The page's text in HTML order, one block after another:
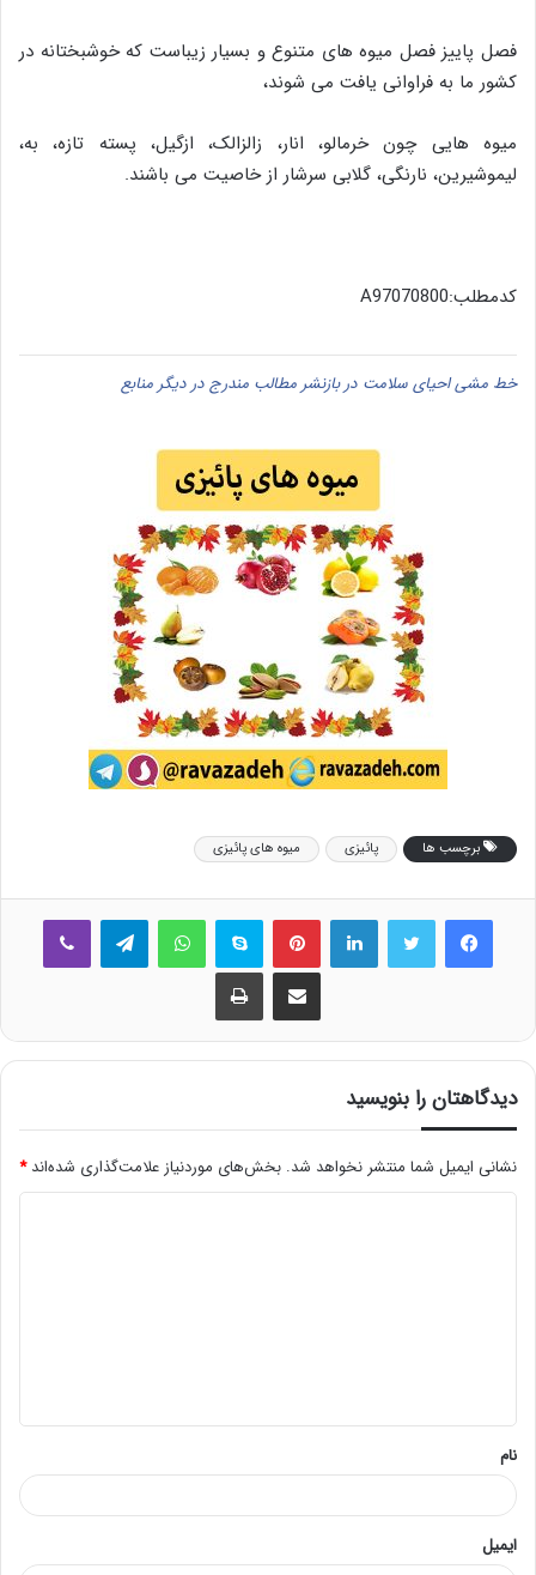
فصل پاییز فصل میوه های متنوع و بسیار زیباست که خوشبختانه در
کشور ما به فراوانی یافت می شوند،
میوه هایی چون خرمالو، انار، زالزالک، ازگیل، پسته تازه، به،
لیموشیرین، نارنگی، گلابی سرشار از خاصیت می باشند.
کدمطلب:A97070800
خط مشی احیای سلامت در بازنشر مطالب مندرج در دیگر منابع
برچسب ها پائیزی میوه های پائیزی
فیس بوک لینکدین ‫پین‌ترست اسکایپ واتس آپ
اشتراک گذاری از طریق ایمیل چاپ
دیدگاهتان را بنویسید
نشانی ایمیل شما منتشر نخواهد شد. بخش‌های موردنیاز علامت‌گذاری شده‌اند*
*
نام
ایمیل